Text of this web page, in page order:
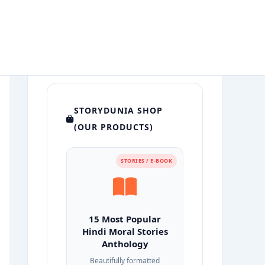
STORYDUNIA SHOP
(OUR PRODUCTS)
STORIES / E-BOOK
15 Most Popular
Hindi Moral Stories
Anthology
Beautifully formatted